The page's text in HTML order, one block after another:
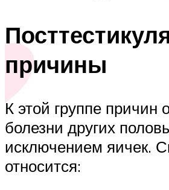
причины
К этой группе причин
болезни других
исключением яичек.
относится: